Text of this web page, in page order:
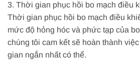
3. Thời gian phục hồi bo mạch điều
Thời gian phục hồi bo mạch điều
mức độ hỏng hóc và phức tạp của
chúng tôi cam kết sẽ hoàn thành
gian ngắn nhất có thể.